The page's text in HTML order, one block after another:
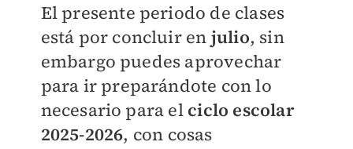
El presente periodo de clases
está por concluir en julio, sin
embargo puedes aprovechar
para ir preparándote con lo
necesario para el ciclo escolar
2025-2026, con cosas